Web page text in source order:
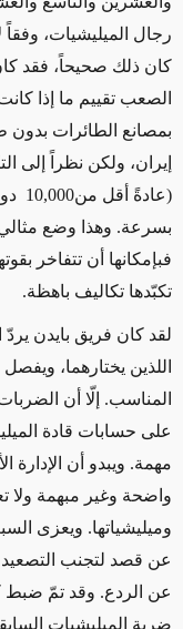
رجال الميليشيات، وفقاً
كان ذلك صحيحاً، فقد
الصعب تقييم ما إذا
بمصانع الطائرات بدون
إيران، ولكن نظراً
إلى
(عادةً أقل من10,000
بسرعة. وهذا وضع مثالي
فبإمكانها أن تتفاخر
تكبّدها تكاليف باهظة.
لقد كان فريق بايدن
اللذين يختارهما، ويفصل
المناسب. إلّا أن
على حسابات قادة
مهمة. ويبدو أن
واضحة وغير مبهمة ولا
وميليشياتها. ويعزى
عن قصد لتجنب التصعيد
عن الردع. وقد تمّ ضبط
ضربة الميليشيات